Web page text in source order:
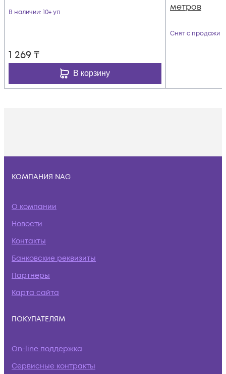
В наличии: 10+ уп
1 269 ₸
В корзину
метров
Снят с продажи
КОМПАНИЯ NAG
О компании
Новости
Контакты
Банковские реквизиты
Партнеры
Карта сайта
ПОКУПАТЕЛЯМ
On-line поддержка
Сервисные контракты